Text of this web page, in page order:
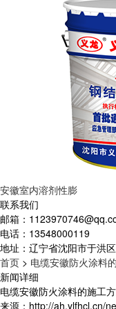
安徽室内溶剂性膨
联系我们
邮箱：
电话： 13548000119
地址： 辽宁省沈阳市于洪
首页 > 电缆安徽防火涂料
新闻详细
电缆安徽防火涂料的施工
来源：http://ah.ylfhcl.cn/